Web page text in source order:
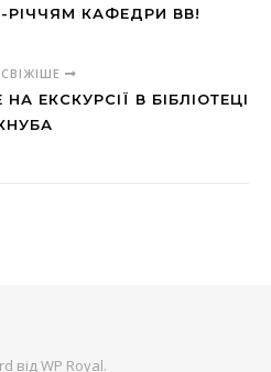
РІЧЧЯМ КАФЕДРИ ВВ!
ЕКСКУРСІЇ В БІБЛІОТЕЦІ
відWP Royal.